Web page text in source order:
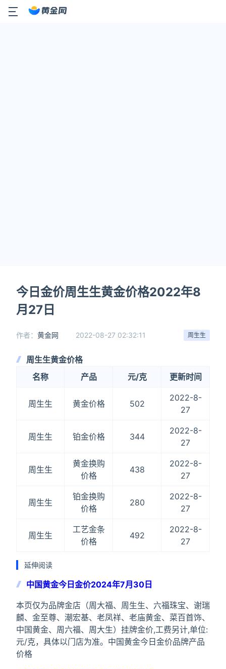
今日金价周生生黄金价格2022年8
月27日
周生生
作者： 黄金网 2022-08-27 02:32:11
周生生黄金价格
名称
产品 元/克 更新时间
周生生 黄金价格 502
2022-8-
27
周生生 铂金价格 344
2022-8-
27
周生生
黄金换购
价格
438
2022-8-
27
周生生
铂金换购
价格
280
2022-8-
27
周生生
工艺金条
价格
492
2022-8-
27
延伸阅读
中国黄金今日金价2024年7月30日
本页仅为品牌金店（周大福、周生生、六福珠宝、谢瑞
麟、金至尊、潮宏基、老凤祥、老庙黄金、菜百首饰、
中国黄金、周六福、周大生）挂牌金价,工费另计,单位:
元/克，具体以门店为准。中国黄金今日金价品牌产品
价格